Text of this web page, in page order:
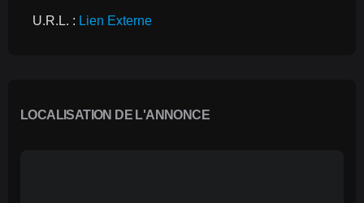
U.R.L. : Lien Externe
LOCALISATION DE L'ANNONCE